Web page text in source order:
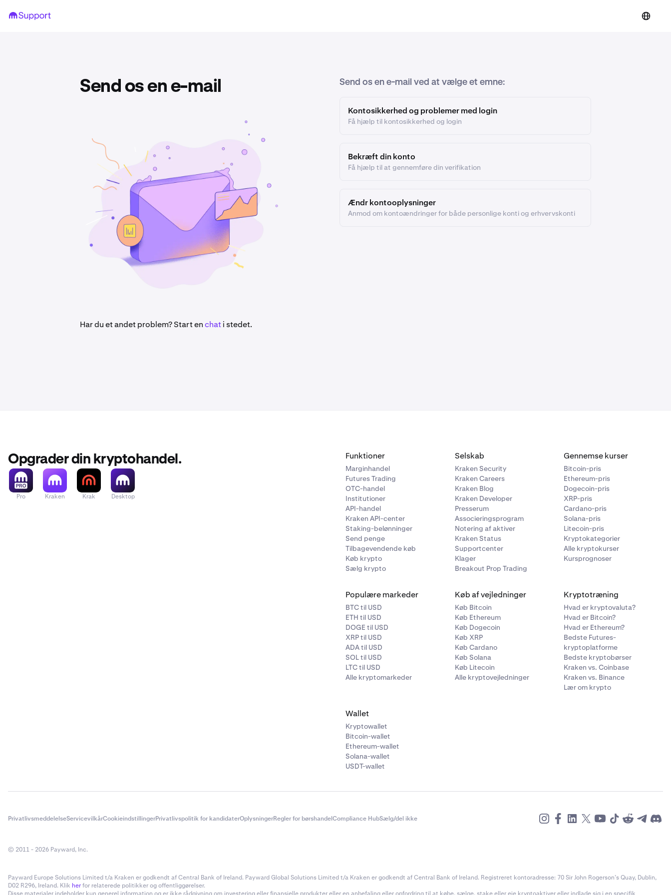
Send os en e-mail Send os en e-mail ved at vælge et emne:
Kontosikkerhed og problemer med login
Få hjælp til kontosikkerhed og login
Bekræft din konto
Få hjælp til at gennemføre din verifikation
Ændr kontooplysninger
Anmod om kontoændringer for både personlige konti og erhvervskonti
Har du et andet problem? Start enchati stedet.
Opgrader din kryptohandel.
Pro Kraken Krak Desktop
Funktioner
Marginhandel
Futures Trading
OTC-handel
Institutioner
API-handel
Kraken API-center
Staking-belønninger
Send penge
Tilbagevendende køb
Køb krypto
Sælg krypto
Selskab
Kraken Security
Kraken Careers
Kraken Blog
Kraken Developer
Presserum
Associeringsprogram
Notering af aktiver
Kraken Status
Supportcenter
Klager
Breakout Prop Trading
Gennemse kurser
Bitcoin-pris
Ethereum-pris
Dogecoin-pris
XRP-pris
Cardano-pris
Solana-pris
Litecoin-pris
Kryptokategorier
Alle kryptokurser
Kursprognoser
Populære markeder
BTC til USD
ETH til USD
DOGE til USD
XRP til USD
ADA til USD
SOL til USD
LTC til USD
Alle kryptomarkeder
Køb af vejledninger
Køb Bitcoin
Køb Ethereum
Køb Dogecoin
Køb XRP
Køb Cardano
Køb Solana
Køb Litecoin
Alle kryptovejledninger
Kryptotræning
Hvad er kryptovaluta?
Hvad er Bitcoin?
Hvad er Ethereum?
Bedste Futures-
kryptoplatforme
Bedste kryptobørser
Kraken vs. Coinbase
Kraken vs. Binance
Lær om krypto
Wallet
Kryptowallet
Bitcoin-wallet
Ethereum-wallet
Solana-wallet
USDT-wallet
PrivatlivsmeddelelseServicevilkårCookieindstillingerPrivatlivspolitik for kandidaterOplysningerRegler for børshandelCompliance HubSælg/del ikke
© 2011 - 2026 Payward, Inc.
Payward Europe Solutions Limited t/a Kraken er godkendt af Central Bank of Ireland. Payward Global Solutions Limited t/a Kraken er godkendt af Central Bank of Ireland. Registreret kontoradresse: 70 Sir John Rogerson’s Quay, Dublin,
D02 R296, Ireland. Klik herfor relaterede politikker og offentliggørelser.